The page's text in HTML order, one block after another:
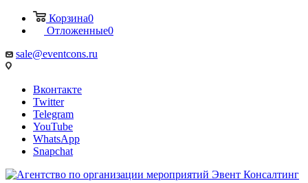
Корзина0
Отложенные0
sale@eventcons.ru
Вконтакте
Twitter
Telegram
YouTube
WhatsApp
Snapchat